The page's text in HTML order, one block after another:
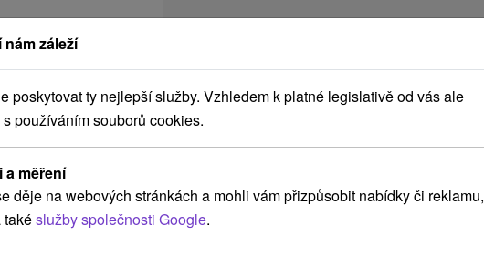
záleží
poskytovat ty nejlepší služby. Vzhledem k platné legislativě od vás ale
používáním souborů cookies.
a měření
děje na webových stránkách a mohli vám přizpůsobit nabídky či reklamu,
takéslužby společnosti Google.